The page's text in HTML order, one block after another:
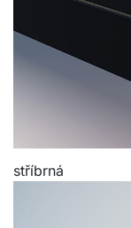
stříbrná